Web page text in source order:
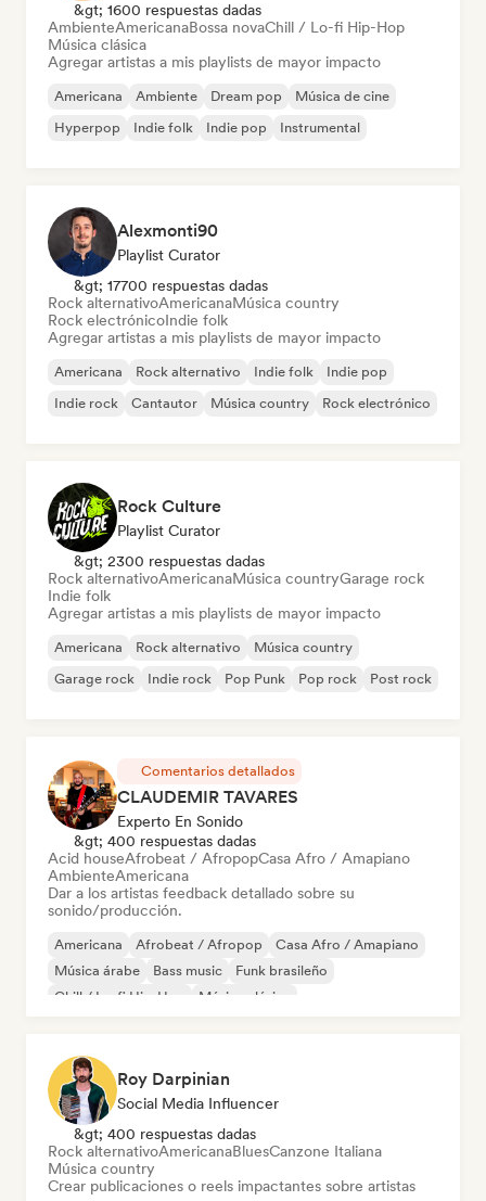
&gt; 1600 respuestas dadas
AmbienteAmericanaBossa novaChill / Lo-fi Hip-Hop
Música clásica
Agregar artistas a mis playlists de mayor impacto
Americana Ambiente Dream pop
Música de cine
Hyperpop
Indie folk Indie pop Instrumental
Alexmonti90
Playlist Curator
&gt; 17700 respuestas dadas
Rock alternativoAmericanaMúsica country
Rock electrónicoIndie folk
Agregar artistas a mis playlists de mayor impacto
Americana Rock alternativo Indie folk
Indie pop
Indie rock
Cantautor Música country Rock electrónico
Rock Culture
Playlist Curator
&gt; 2300 respuestas dadas
Rock alternativoAmericanaMúsica countryGarage rock
Indie folk
Agregar artistas a mis playlists de mayor impacto
Americana Rock alternativo
Música country
Garage rock
Indie rock Pop Punk Pop rock Post rock
Comentarios detallados
CLAUDEMIR TAVARES
Experto En Sonido
&gt; 400 respuestas dadas
Acid houseAfrobeat / AfropopCasa Afro / Amapiano
AmbienteAmericana
Dar a los artistas feedback detallado sobre su
sonido/producción.
Americana Afrobeat / Afropop
Casa Afro / Amapiano
Música árabe
Bass music
Funk brasileño
Chill / Lo-fi Hip-Hop
Música clásica
Roy Darpinian
Social Media Influencer
&gt; 400 respuestas dadas
Rock alternativoAmericanaBluesCanzone Italiana
Música country
Crear publicaciones o reels impactantes sobre artistas